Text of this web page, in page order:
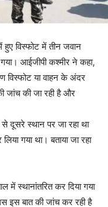
हुए विस्फोट में तीन जवान
आईजीपी कश्मीर ने कहा,
विस्फोट या वाहन के अंदर
जांच की जा रही है और
दूसरे स्थान पर जा रहा था
गया था। बताया जा रहा
में स्थानांतरित कर दिया गया
इस बात की जांच कर रही है